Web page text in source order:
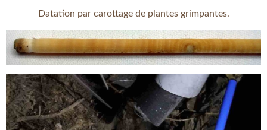
Datation par carottage de plantes grimpantes.